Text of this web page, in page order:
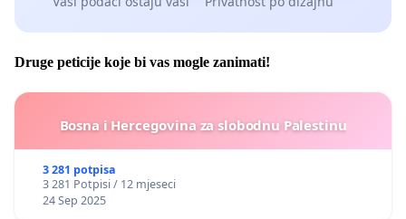
Druge peticije koje bi vas mogle zanimati!
Bosna i Hercegovina za slobodnu Palestinu
3 281 potpisa
3 281 Potpisi / 12 mjeseci
24 Sep 2025